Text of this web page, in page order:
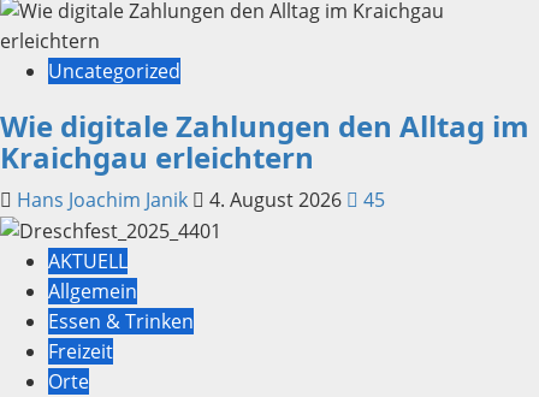
Uncategorized
Wie digitale Zahlungen den Alltag im
Kraichgau erleichtern
Hans Joachim Janik 4. August 2026 45
AKTUELL
Allgemein
Essen & Trinken
Freizeit
Orte